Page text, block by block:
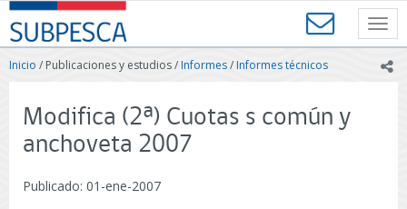
Contenido
principal
SUBPESCA
-
Subsecretaría
Acuicultura
-
de
Inicio / Publicaciones y estudios /Informes/Informes técnicos
Modifica (2ª) Cuotas s común y
anchoveta 2007
Publicado: 01-ene-2007